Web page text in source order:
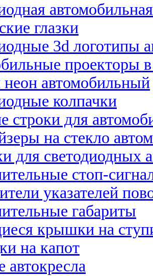
глазки
3d логотипы
проекторы
автомобильный
колпачки
строки для
на стекло
для светодиодных
стоп-
указателей
габариты
крышки на
на капот
автокресла